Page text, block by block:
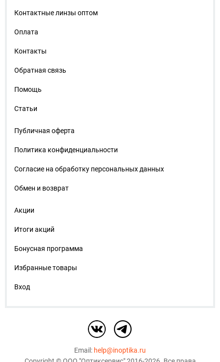
Контактные линзы оптом
Оплата
Контакты
Обратная связь
Помощь
Статьи
Публичная оферта
Политика конфиденциальности
Согласие на обработку персональных данных
Обмен и возврат
Акции
Итоги акций
Бонусная программа
Избранные товары
Вход
Email: help@inoptika.ru